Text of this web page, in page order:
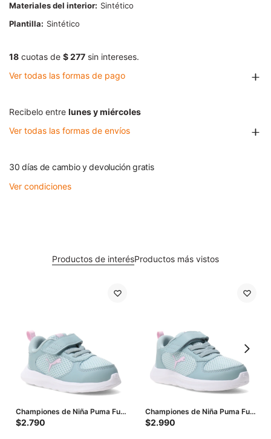
Materiales del interior
Sintético
Plantilla
Sintético
18 cuotas de $ 277 sin intereses.
Ver todas las formas de pago
Recibelo entre lunes y miércoles
Ver todas las formas de envíos
30 días de cambio y devolución gratis
Ver condiciones
Productos de interésProductos más vistos
Championes de Niña Puma Fun
Racer 2 Ac Inf - Verde - Lila
$2.790
Championes de Niña Puma Fun
Racer 2 Ac Ps - Verde - Lila
$2.990